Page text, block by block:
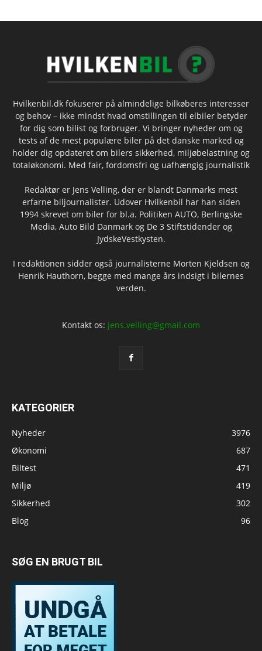
Hvilkenbil.dk fokuserer på almindelige bilkøberes interesser
og behov – ikke mindst hvad omstillingen til elbiler betyder
for dig som bilist og forbruger. Vi bringer nyheder om og
tests af de mest populære biler på det danske marked og
holder dig opdateret om bilers sikkerhed, miljøbelastning og
totaløkonomi. Med fair, fordomsfri og uafhængig journalistik
Redaktør er Jens Velling, der er blandt Danmarks mest
erfarne biljournalister. Udover Hvilkenbil har han siden
1994 skrevet om biler for bl.a. Politiken AUTO, Berlingske
Media, Auto Bild Danmark og De 3 Stiftstidender og
JydskeVestkysten.
I redaktionen sidder også journalisterne Morten Kjeldsen og
Henrik Hauthorn, begge med mange års indsigt i bilernes
verden.
Kontakt os: jens.velling@gmail.com
KATEGORIER
Nyheder
3976
Økonomi
687
Biltest
471
Miljø
419
Sikkerhed
302
Blog
96
SØG EN BRUGT BIL